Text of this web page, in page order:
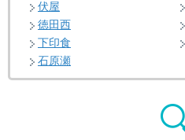
伏屋
徳田西
下印食
石原瀬